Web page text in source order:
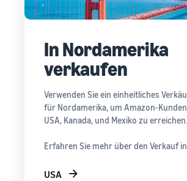
In Nordamerika
verkaufen
Verwenden Sie ein einheitliches
für Nordamerika, um Amazon-
USA, Kanada, und Mexiko zu erreichen.
Erfahren Sie mehr über den Verkauf
USA